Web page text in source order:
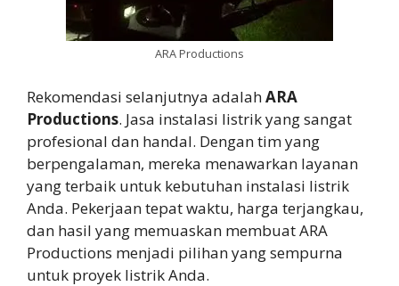
ARA Productions
Rekomendasi selanjutnya adalahARA
Productions. Jasa instalasi listrik yang sangat
profesional dan handal. Dengan tim yang
berpengalaman, mereka menawarkan layanan
yang terbaik untuk kebutuhan instalasi listrik
Anda. Pekerjaan tepat waktu, harga terjangkau,
dan hasil yang memuaskan membuat ARA
Productions menjadi pilihan yang sempurna
untuk proyek listrik Anda.